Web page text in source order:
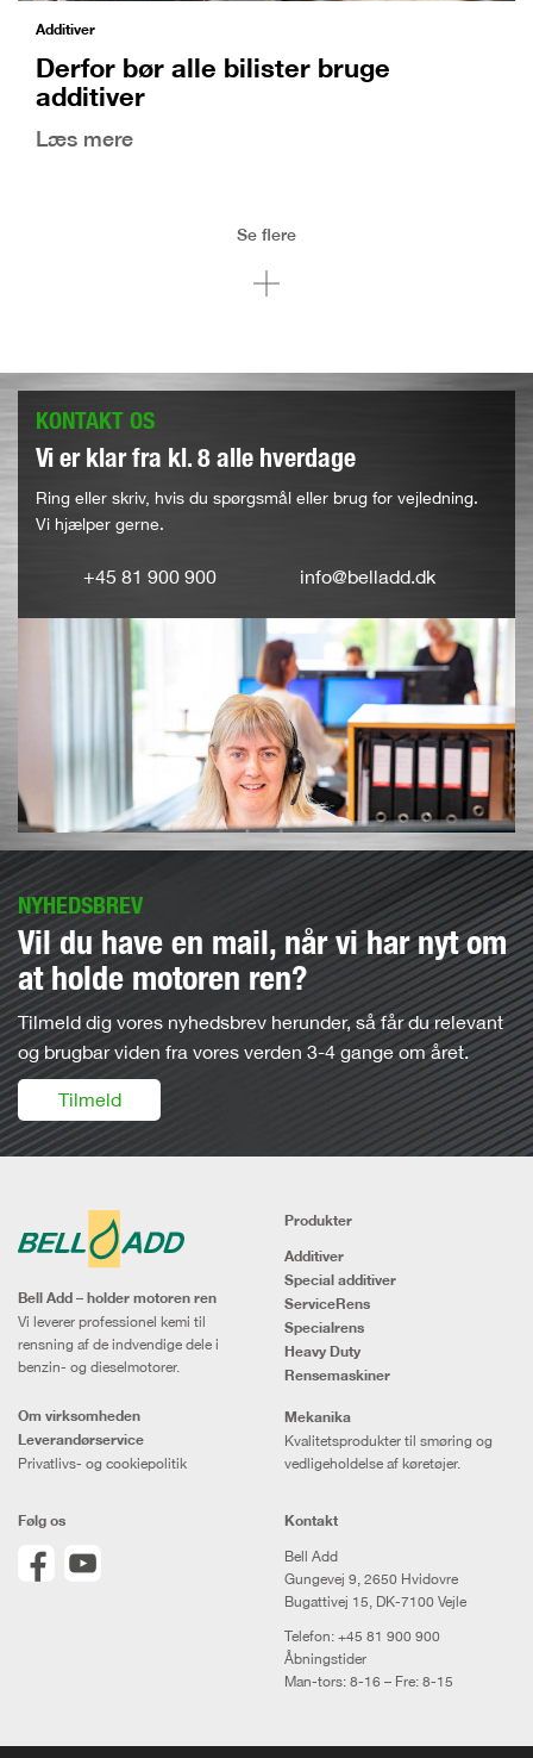
Additiver
Derfor bør alle bilister bruge
additiver
Læs mere
Se flere
KONTAKT OS
Vi er klar fra kl. 8 alle hverdage
Ring eller skriv, hvis du spørgsmål eller brug for vejledning.
Vi hjælper gerne.
+45 81 900 900 info@belladd.dk
NYHEDSBREV
Vil du have en mail, når vi har nyt om
at holde motoren ren?
Tilmeld dig vores nyhedsbrev herunder, så får du relevant
og brugbar viden fra vores verden 3-4 gange om året.
Tilmeld
Bell Add – holder motoren ren
Vi leverer professionel kemi til
rensning af de indvendige dele i
benzin- og dieselmotorer.
Om virksomheden
Leverandørservice
Privatlivs- og cookiepolitik
Produkter
Additiver
Special additiver
ServiceRens
Specialrens
Heavy Duty
Rensemaskiner
Mekanika
Kvalitetsprodukter til smøring og
vedligeholdelse af køretøjer.
Følg os Kontakt
Bell Add
Gungevej 9, 2650 Hvidovre
Bugattivej 15, DK-7100 Vejle
Telefon: +45 81 900 900
Åbningstider
Man-tors: 8-16 – Fre: 8-15